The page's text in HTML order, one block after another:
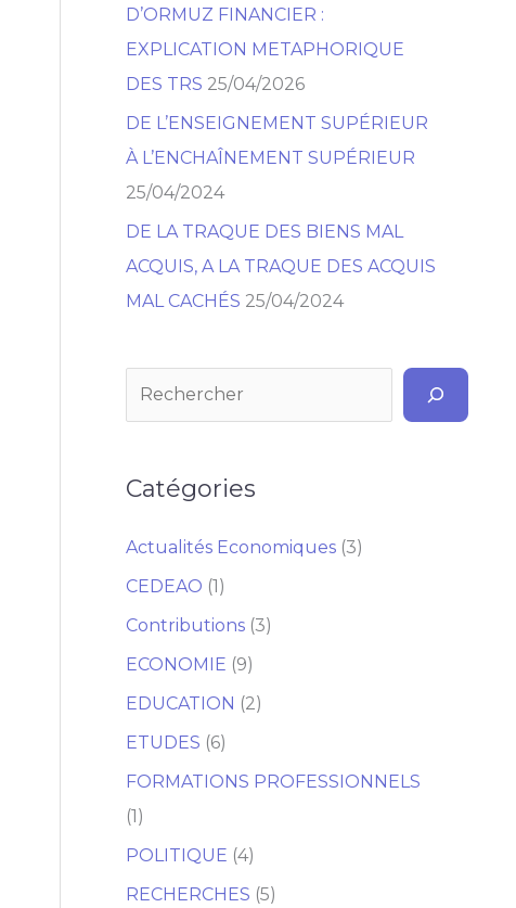
D’ORMUZ FINANCIER :
EXPLICATION METAPHORIQUE
DES TRS 25/04/2026
DE L’ENSEIGNEMENT SUPÉRIEUR
À L’ENCHAÎNEMENT SUPÉRIEUR
25/04/2024
DE LA TRAQUE DES BIENS MAL
ACQUIS, A LA TRAQUE DES ACQUIS
MAL CACHÉS 25/04/2024
Catégories
Actualités Economiques (3)
CEDEAO (1)
Contributions (3)
ECONOMIE (9)
EDUCATION (2)
ETUDES (6)
FORMATIONS PROFESSIONNELS
(1)
POLITIQUE (4)
RECHERCHES (5)